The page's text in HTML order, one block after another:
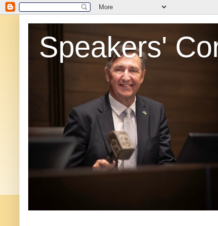
Speakers'